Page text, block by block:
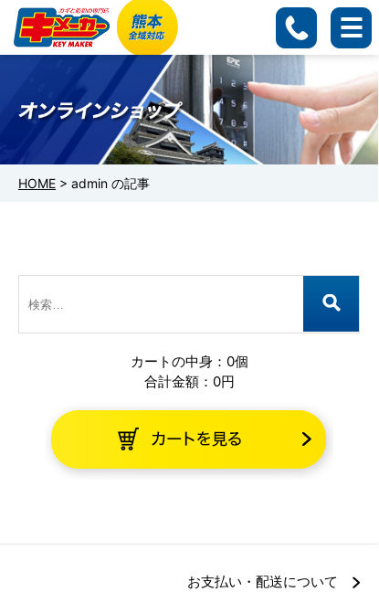
HOME > admin の記事
索:
カートの中身：0個
合計金額：0円
お支払い・配送について